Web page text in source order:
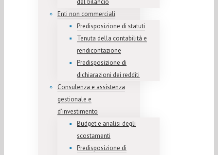
del bilancio
Enti non commerciali
Predisposizione di statuti
Tenuta della contabilità e
rendicontazione
Predisposizione di
dichiarazioni dei redditi
Consulenza e assistenza
gestionale e
d’investimento
Budget e analisi degli
scostamenti
Predisposizione di